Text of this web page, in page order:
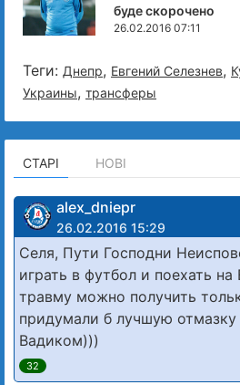
буде скорочено
26.02.2016 07:11
Теги: Днепр, Евгений Селезнев,
Украины, трансферы
СТАРІ НОВІ
alex_dniepr
26.02.2016 15:29
Селя, Пути Господни
играть в футбол и поехать
травму можно получить
придумали б лучшую отмазку
Вадиком)))
32